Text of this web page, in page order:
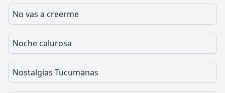
No vas a creerme
Noche calurosa
Nostalgias Tucumanas